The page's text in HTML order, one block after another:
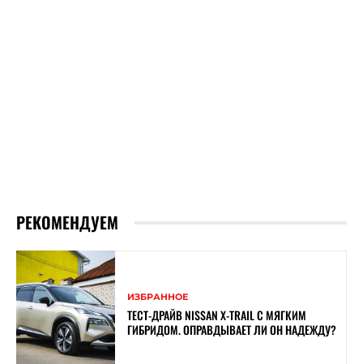
РЕКОМЕНДУЕМ
ИЗБРАННОЕ
ТЕСТ-ДРАЙВ NISSAN X-TRAIL С МЯГКИМ
ГИБРИДОМ. ОПРАВДЫВАЕТ ЛИ ОН НАДЕЖДУ?